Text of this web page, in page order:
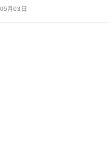
月03日